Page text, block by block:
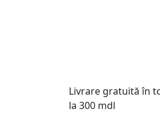
Livrare gratuită în
la 300 mdl